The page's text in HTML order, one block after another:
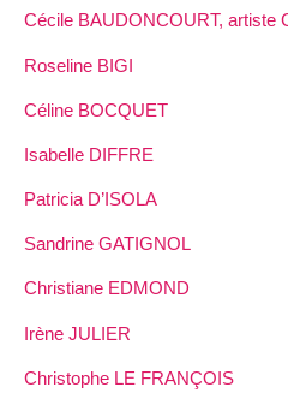
Cécile BAUDONCOURT, artiste
Roseline BIGI
Céline BOCQUET
Isabelle DIFFRE
Patricia D’ISOLA
Sandrine GATIGNOL
Christiane EDMOND
Irène JULIER
Christophe LE FRANÇOIS